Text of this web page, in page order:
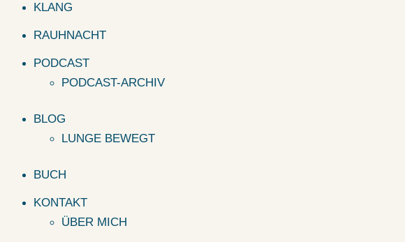
KLANG
RAUHNACHT
PODCAST
PODCAST-ARCHIV
BLOG
LUNGE BEWEGT
BUCH
KONTAKT
ÜBER MICH